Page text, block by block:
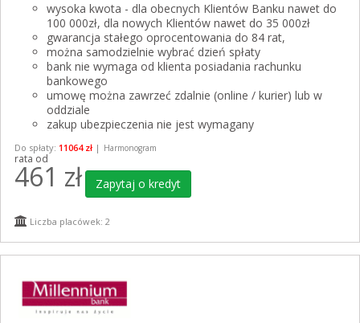
wysoka kwota - dla obecnych Klientów Banku nawet do
100 000zł, dla nowych Klientów nawet do 35 000zł
gwarancja stałego oprocentowania do 84 rat,
można samodzielnie wybrać dzień spłaty
bank nie wymaga od klienta posiadania rachunku
bankowego
umowę można zawrzeć zdalnie (online / kurier) lub w
oddziale
zakup ubezpieczenia nie jest wymagany
Do spłaty: 11064 zł | Harmonogram
rata od
461 zł Zapytaj o kredyt
Liczba placówek: 2